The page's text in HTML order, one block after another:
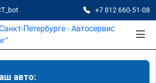
+7 812 660-51-08
авто: